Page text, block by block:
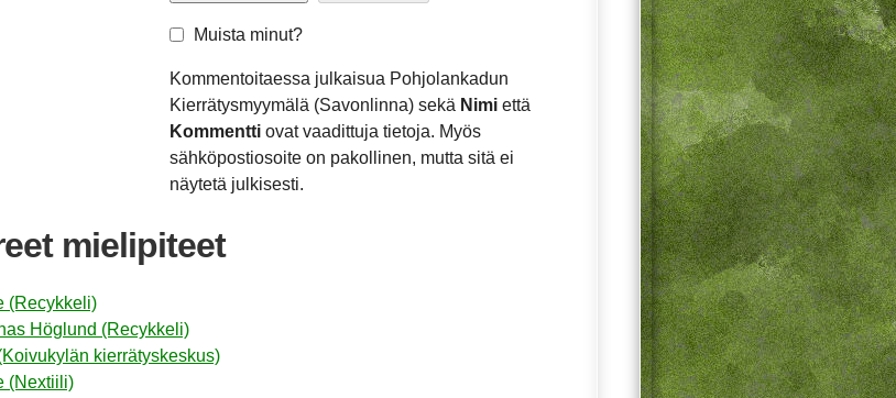
Muista minut?
Kommentoitaessa julkaisua Pohjolankadun
Kierrätysmyymälä (Savonlinna) sekä Nimi että
Kommentti ovat vaadittuja tietoja. Myös
sähköpostiosoite on pakollinen, mutta sitä ei
näytetä julkisesti.
mielipiteet
(Recykkeli)
Höglund (Recykkeli)
kierrätyskeskus)
(Nextiili)